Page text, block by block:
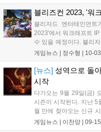
일 신규 래더 시즌이 시
블리즈컨 2023, '워
블리자드 엔터테인먼
2023'에서 워크래프트
수 있을 예정이다. 블리
는 금일(3일), SNS에서
의견에 대해 "블리즈컨
게임뉴스 | 정수형 10-03
[뉴스] 성역으로 돌
시작
다가오는 9월 29일(금)
시즌이 시작된다. 지난 5
월 만에 찾아오는 신규
가지로 오리지널 래더,
게임뉴스 | 이찬양 09-15